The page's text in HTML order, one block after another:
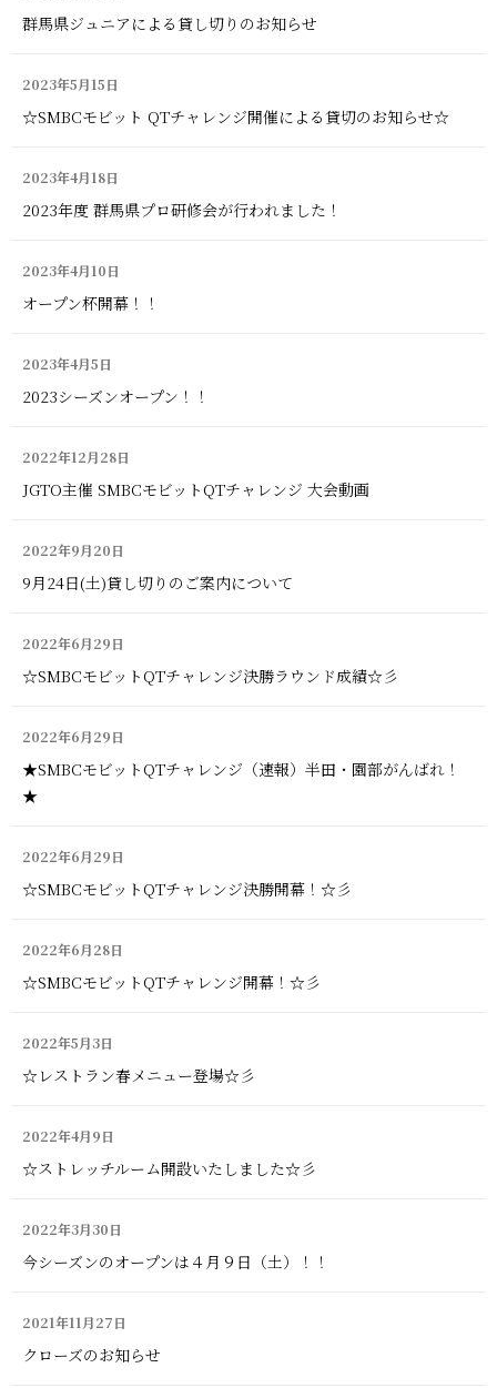
群馬県ジュニアによる貸し切りのお知らせ
2023年5月15日
☆SMBCモビット QTチャレンジ開催による貸切のお知らせ☆
2023年4月18日
2023年度 群馬県プロ研修会が行われました！
2023年4月10日
オープン杯開幕！！
2023年4月5日
2023シーズンオープン！！
2022年12月28日
JGTO主催 SMBCモビットQTチャレンジ 大会動画
2022年9月20日
9月24日(土)貸し切りのご案内について
2022年6月29日
☆SMBCモビットQTチャレンジ決勝ラウンド成績☆彡
2022年6月29日
★SMBCモビットQTチャレンジ（速報）半田・園部がんばれ！
★
2022年6月29日
☆SMBCモビットQTチャレンジ決勝開幕！☆彡
2022年6月28日
☆SMBCモビットQTチャレンジ開幕！☆彡
2022年5月3日
☆レストラン春メニュー登場☆彡
2022年4月9日
☆ストレッチルーム開設いたしました☆彡
2022年3月30日
今シーズンのオープンは４月９日（土）！！
2021年11月27日
クローズのお知らせ